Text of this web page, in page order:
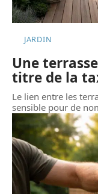
JARDIN
Une
titre de la
Le lien entre les
sensible pour de